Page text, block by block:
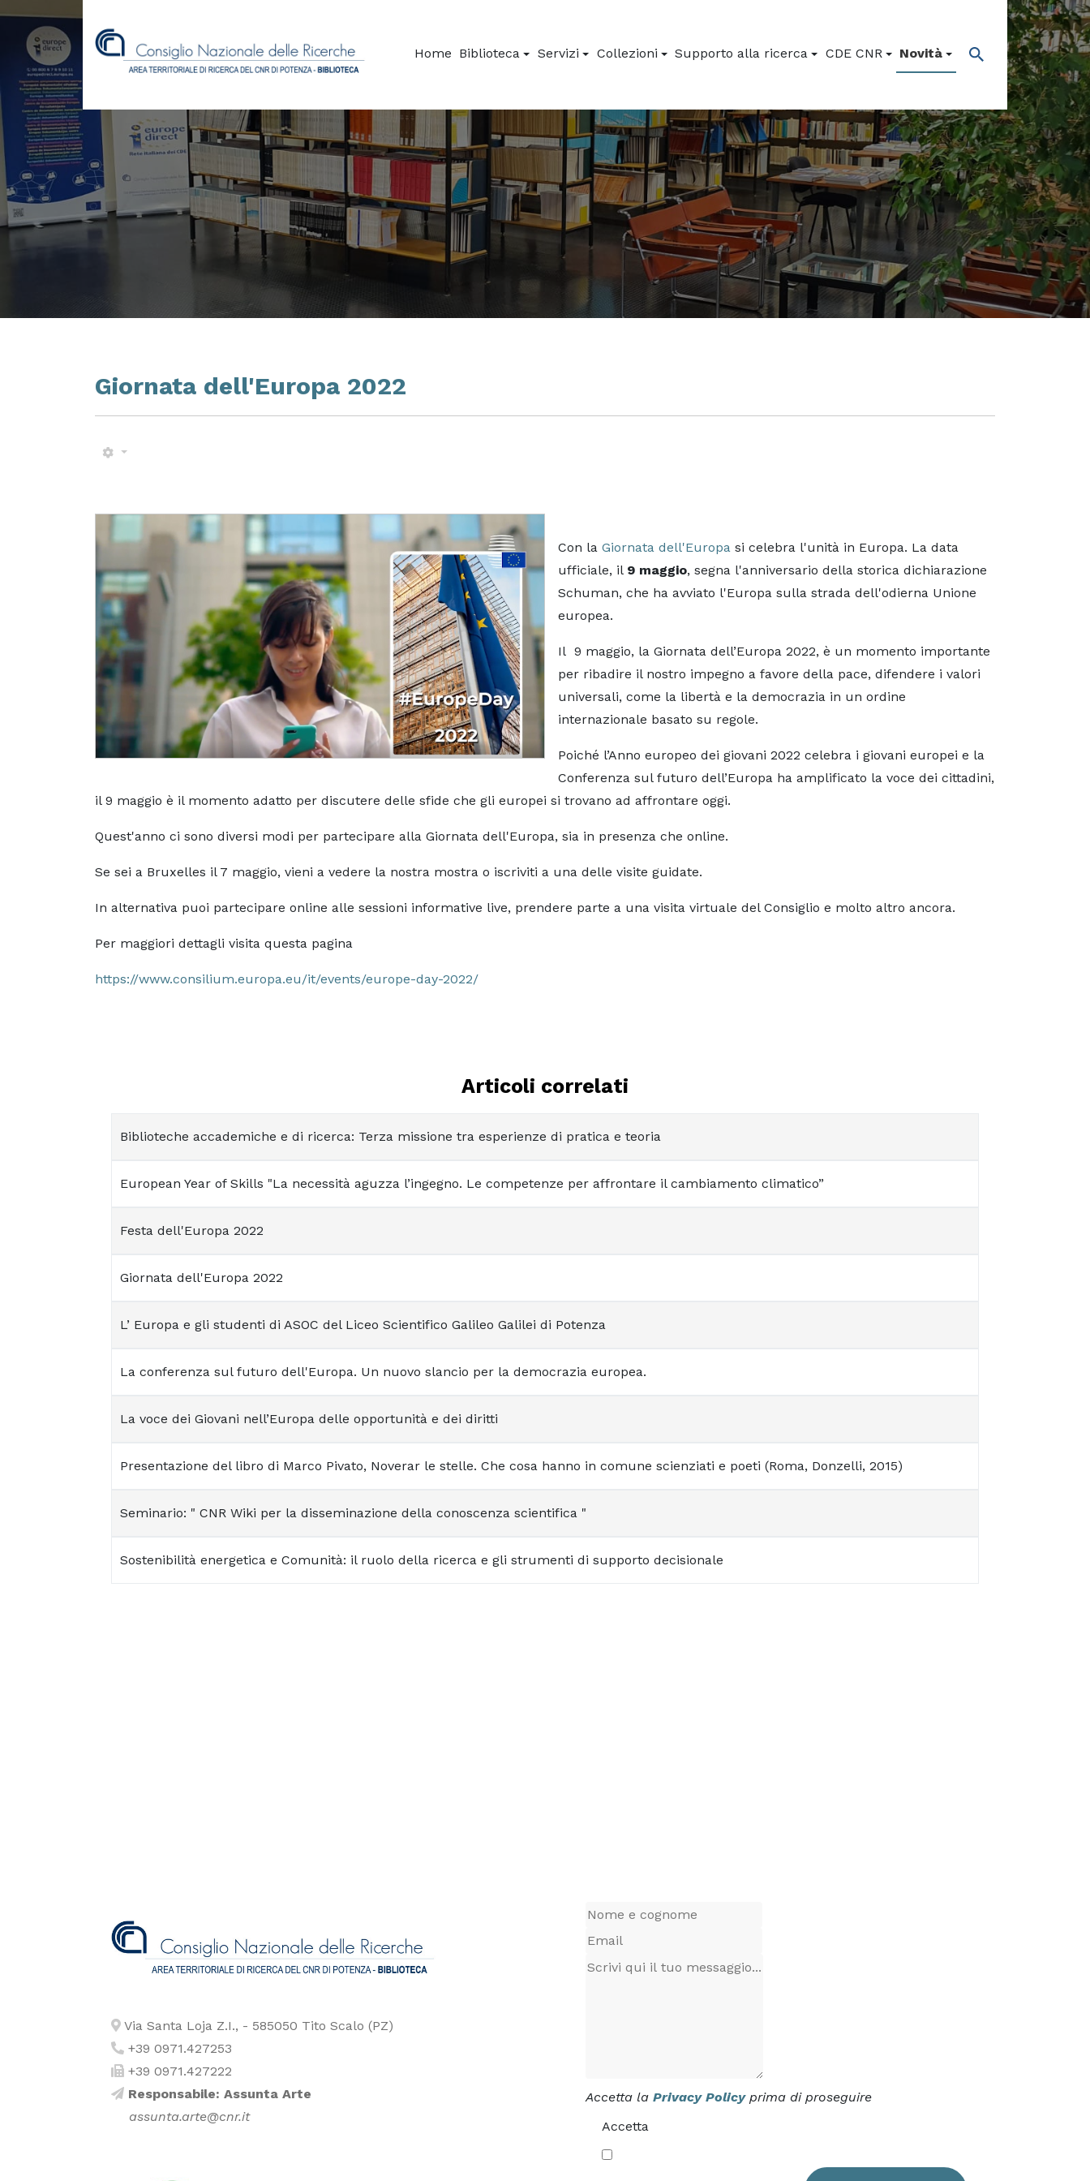
Home Biblioteca Servizi Collezioni Supporto alla ricerca CDE CNR Novità
Giornata dell'Europa 2022
Con la Giornata dell'Europa si celebra l'unità in Europa. La data
ufficiale, il 9 maggio, segna l'anniversario della storica dichiarazione
Schuman, che ha avviato l'Europa sulla strada dell'odierna Unione
europea.
Il 9 maggio, la Giornata dell’Europa 2022, è un momento importante
per ribadire il nostro impegno a favore della pace, difendere i valori
universali, come la libertà e la democrazia in un ordine
internazionale basato su regole.
Poiché l’Anno europeo dei giovani 2022 celebra i giovani europei e la
Conferenza sul futuro dell’Europa ha amplificato la voce dei cittadini,
il 9 maggio è il momento adatto per discutere delle sfide che gli europei si trovano ad affrontare oggi.
Quest'anno ci sono diversi modi per partecipare alla Giornata dell'Europa, sia in presenza che online.
Se sei a Bruxelles il 7 maggio, vieni a vedere la nostra mostra o iscriviti a una delle visite guidate.
In alternativa puoi partecipare online alle sessioni informative live, prendere parte a una visita virtuale del Consiglio e molto altro ancora.
Per maggiori dettagli visita questa pagina
https://www.consilium.europa.eu/it/events/europe-day-2022/
Articoli correlati
Biblioteche accademiche e di ricerca: Terza missione tra esperienze di pratica e teoria
European Year of Skills "La necessità aguzza l’ingegno. Le competenze per affrontare il cambiamento climatico”
Festa dell'Europa 2022
Giornata dell'Europa 2022
L’ Europa e gli studenti di ASOC del Liceo Scientifico Galileo Galilei di Potenza
La conferenza sul futuro dell'Europa. Un nuovo slancio per la democrazia europea.
La voce dei Giovani nell’Europa delle opportunità e dei diritti
Presentazione del libro di Marco Pivato, Noverar le stelle. Che cosa hanno in comune scienziati e poeti (Roma, Donzelli, 2015)
Seminario: " CNR Wiki per la disseminazione della conoscenza scientifica "
Sostenibilità energetica e Comunità: il ruolo della ricerca e gli strumenti di supporto decisionale
Accetta la Privacy Policyprima di proseguire
Accetta
Via Santa Loja Z.I., - 585050 Tito Scalo (PZ)
+39 0971.427253
+39 0971.427222
Responsabile: Assunta Arte
assunta.arte@cnr.it